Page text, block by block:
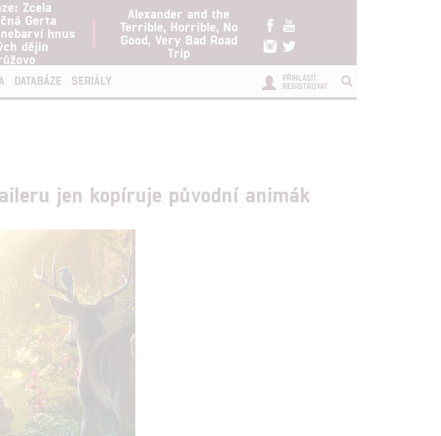
Zcela
Gerta
hnus
dějin
Alexander and the
Terrible, Horrible, No
Good, Very Bad Road
Trip
DATABÁZE SERIÁLY
PŘIHLÁSIT
REGISTROVAT
jen kopíruje původní animák